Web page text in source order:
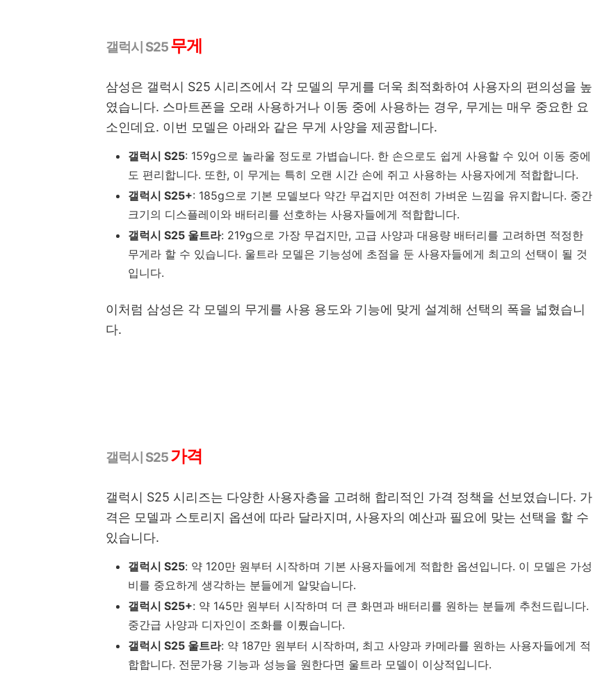
갤럭시 S25무게
삼성은 갤럭시 S25 시리즈에서 각 모델의 무게를 더욱 최적화하여 사용자의 편의성을 높
였습니다. 스마트폰을 오래 사용하거나 이동 중에 사용하는 경우, 무게는 매우 중요한 요
소인데요. 이번 모델은 아래와 같은 무게 사양을 제공합니다.
갤럭시 S25: 159g으로 놀라울 정도로 가볍습니다. 한 손으로도 쉽게 사용할 수 있어 이동 중에
도 편리합니다. 또한, 이 무게는 특히 오랜 시간 손에 쥐고 사용하는 사용자에게 적합합니다.
갤럭시 S25+: 185g으로 기본 모델보다 약간 무겁지만 여전히 가벼운 느낌을 유지합니다. 중간
크기의 디스플레이와 배터리를 선호하는 사용자들에게 적합합니다.
갤럭시 S25 울트라: 219g으로 가장 무겁지만, 고급 사양과 대용량 배터리를 고려하면 적정한
무게라 할 수 있습니다. 울트라 모델은 기능성에 초점을 둔 사용자들에게 최고의 선택이 될 것
입니다.
이처럼 삼성은 각 모델의 무게를 사용 용도와 기능에 맞게 설계해 선택의 폭을 넓혔습니
다.
갤럭시 S25가격
갤럭시 S25 시리즈는 다양한 사용자층을 고려해 합리적인 가격 정책을 선보였습니다. 가
격은 모델과 스토리지 옵션에 따라 달라지며, 사용자의 예산과 필요에 맞는 선택을 할 수
있습니다.
갤럭시 S25: 약 120만 원부터 시작하며 기본 사용자들에게 적합한 옵션입니다. 이 모델은 가성
비를 중요하게 생각하는 분들에게 알맞습니다.
갤럭시 S25+: 약 145만 원부터 시작하며 더 큰 화면과 배터리를 원하는 분들께 추천드립니다.
중간급 사양과 디자인이 조화를 이뤘습니다.
갤럭시 S25 울트라: 약 187만 원부터 시작하며, 최고 사양과 카메라를 원하는 사용자들에게 적
합합니다. 전문가용 기능과 성능을 원한다면 울트라 모델이 이상적입니다.